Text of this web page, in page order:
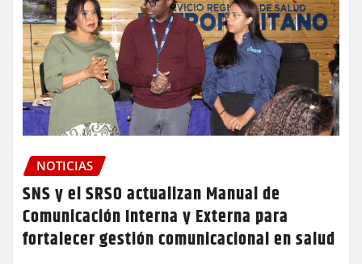
NOTICIAS
SNS y el SRSO actualizan Manual de
Comunicación Interna y Externa para
fortalecer gestión comunicacional en salud